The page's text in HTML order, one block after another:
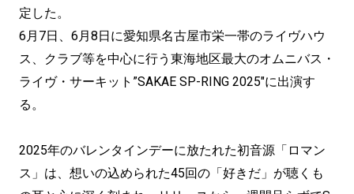
定した。
6月7日、6月8日に愛知県名古屋市栄一帯のライヴハウ
ス、クラブ等を中心に行う東海地区最大のオムニバス・
ライヴ・サーキット”SAKAE SP-RING 2025″に出演す
る。
2025年のバレンタインデーに放たれた初音源「ロマン
ス」は、想いの込められた45回の「好きだ」が聴くも